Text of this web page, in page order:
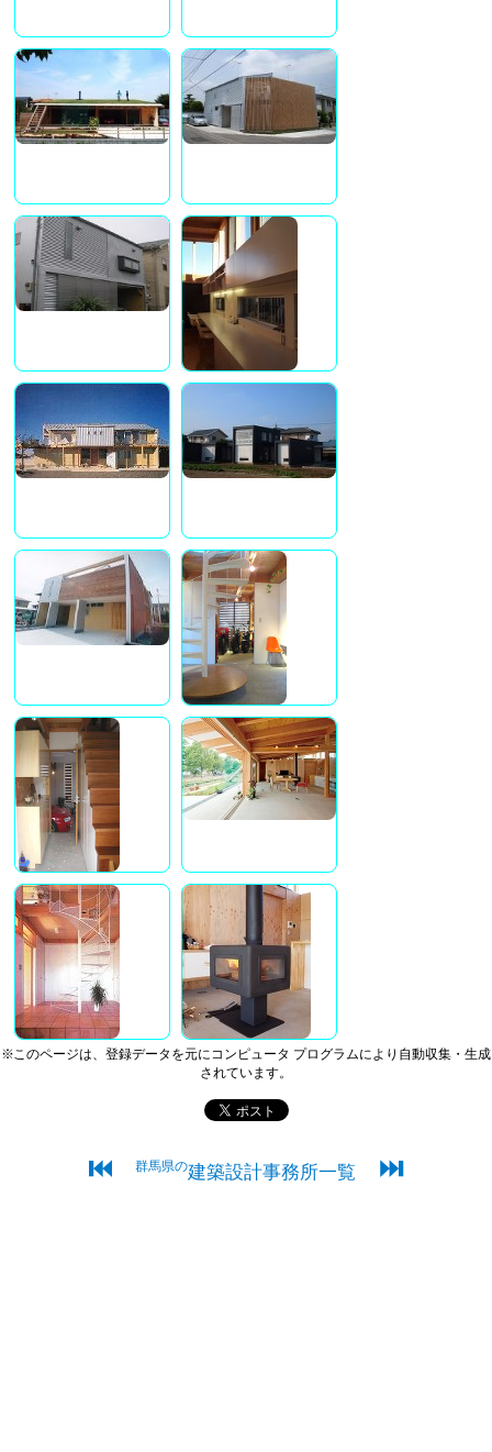
※このページは、登録データを元にコンピュータ プログラムにより自動収集・生成
されています。
⏮ 群馬県の建築設計事務所一覧 ⏭